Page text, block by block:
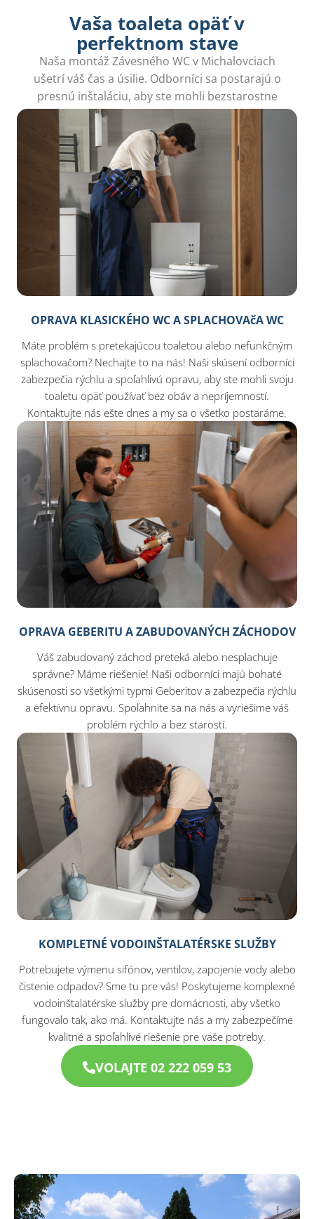
Vaša toaleta opäť v
perfektnom stave
Naša montáž Závesného WC v Michalovciach
ušetrí váš čas a úsilie. Odborníci sa postarajú o
presnú inštaláciu, aby ste mohli bezstarostne
užívať svoj nový priestor.
OPRAVA KLASICKÉHO WC A SPLACHOVAčA WC
Máte problém s pretekajúcou toaletou alebo nefunkčným
splachovačom? Nechajte to na nás! Naši skúsení odborníci
zabezpečia rýchlu a spoľahlivú opravu, aby ste mohli svoju
toaletu opäť používať bez obáv a nepríjemností.
Kontaktujte nás ešte dnes a my sa o všetko postaráme.
OPRAVA GEBERITU A ZABUDOVANÝCH ZÁCHODOV
Váš zabudovaný záchod preteká alebo nesplachuje
správne? Máme riešenie! Naši odborníci majú bohaté
skúsenosti so všetkými typmi Geberitov a zabezpečia rýchlu
a efektívnu opravu. Spoľahnite sa na nás a vyriešime váš
problém rýchlo a bez starostí.
KOMPLETNÉ VODOINŠTALATÉRSKE SLUŽBY
Potrebujete výmenu sifónov, ventilov, zapojenie vody alebo
čistenie odpadov? Sme tu pre vás! Poskytujeme komplexné
vodoinštalatérske služby pre domácnosti, aby všetko
fungovalo tak, ako má. Kontaktujte nás a my zabezpečíme
kvalitné a spoľahlivé riešenie pre vaše potreby.
VOLAJTE 02 222 059 53